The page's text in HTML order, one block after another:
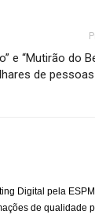
e “Mutirão do
de
Digital pela ESPM
de qualidade